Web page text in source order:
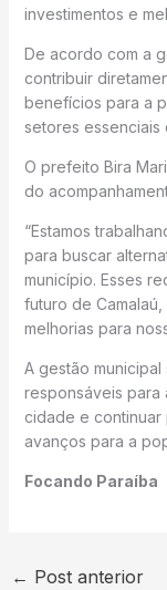
investimentos e
De acordo com a
contribuir
benefícios para a
setores essenciais
O prefeito Bira
do
“Estamos
para buscar
município. Esses
futuro de
melhorias para
A gestão
responsáveis para
cidade e
avanços para a
Focando Paraíba
← Post anterior